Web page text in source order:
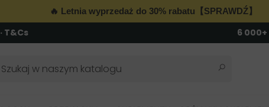
🔥 Letnia wyprzedaż do 30% rabatu【SPRAWDŹ】
T&Cs 6 000+